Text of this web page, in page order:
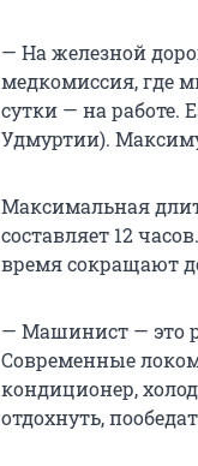
— На железной
медкомиссия, где
сутки — на работе.
Удмуртии).
Максимальная
составляет 12
время сокращают
— Машинист — это
Современные
кондиционер,
отдохнуть,